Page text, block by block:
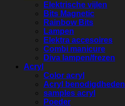
Elektrische vijlen
Bits Magnetic
Rainbow Bits
Lampen
Elektra accesoires
Combi manicure
Diva lampen/frezen
Acryl
Color acryl
Acryl benodigdheden
samples acryl
Poeder